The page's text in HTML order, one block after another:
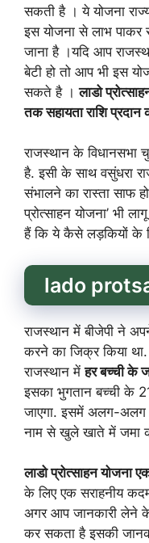
सकती है । ये योजना
इस योजना से लाभ पाकर
जाना है ।यदि आप
बेटी हो तो आप भी इस
सकते है ।लाडो
तक सहायता राशि प्रदान
राजस्थान के विधानसभा
है. इसी के साथ वसुंधरा
संभालने का रास्ता साफ
प्रोत्साहन योजना’ भी
हैं कि ये कैसे लड़कियों के
lado
राजस्थान में बीजेपी ने
करने का जिक्र किया
राजस्थान मेंहर बच्ची के
इसका भुगतान बच्ची के
जाएगा. इसमें अलग-
नाम से खुले खाते में जमा
लाडो प्रोत्साहन योजना
के लिए एक सराहनीय
अगर आप जानकारी लेने
कर सकता है इसकी